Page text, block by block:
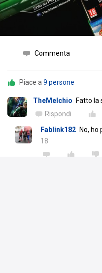
Commenta
Piace a 9 persone
TheMelchio Fatto la
Rispondi
Fablink182 No, ho
18